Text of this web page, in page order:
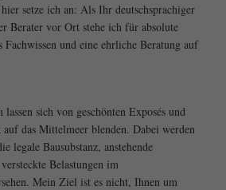
setze ich an: Als Ihr deutschsprachiger
Berater vor Ort stehe ich für absolute
Fachwissen und eine ehrliche Beratung auf
sich von geschönten Exposés und
das Mittelmeer blenden. Dabei werden
legale Bausubstanz, anstehende
Belastungen im
Mein Ziel ist es nicht, Ihnen um